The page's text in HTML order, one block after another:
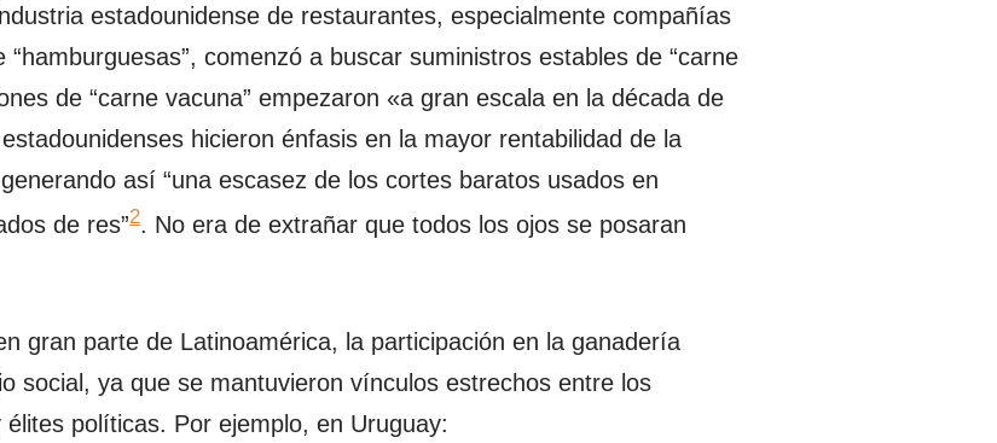
estadounidense de restaurantes, especialmente compañías
comenzó a buscar suministros estables de “carne
de “carne vacuna” empezaron «a gran escala en la década de
hicieron énfasis en la mayor rentabilidad de la
así “una escasez de los cortes baratos usados en
de res”2 . No era de extrañar que todos los ojos se posaran
gran parte de Latinoamérica, la participación en la ganadería
social, ya que se mantuvieron vínculos estrechos entre los
políticas. Por ejemplo, en Uruguay: